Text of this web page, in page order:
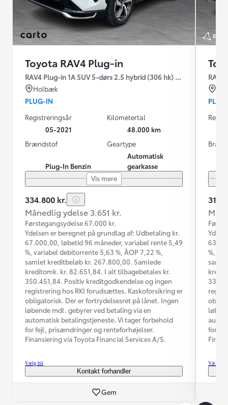
Toyota RAV4 Plug-in
RAV4 Plug-in 1A SUV 5-dørs 2.5 hybrid (306 hk) aut. gear AWD-
Holbæk
PLUG-IN
Registreringsår
05-2021
Kilometertal
48.000 km
Brændstof
Plug-In Benzin
Geartype
Automatisk
gearkasse
Vis mere
334.800 kr.
Månedlig ydelse 3.651 kr.
Førstegangsydelse 67.000 kr.
Ydelsen er beregnet på grundlag af: Udbetaling kr.
67.000,00, løbetid 96 måneder, variabel rente 5,49
%, variabel debitorrente 5,63 %, ÅOP 7,22 %,
samlet kreditbeløb kr. 267.800,00. Samlede
kreditomk. kr. 82.651,84. I alt tilbagebetales kr.
350.451,84. Positiv kreditgodkendelse og ingen
registrering hos RKI forudsættes. Kaskoforsikring er
obligatorisk. Der er fortrydelsesret på lånet. Ingen
løbende mdl. gebyrer ved betaling via en
automatisk betalingstjeneste. Vi tager forbehold
for fejl, prisændringer og renteforhøjelser.
Finansiering via Toyota Financial Services A/S.
Vælg bil
Kontakt forhandler
Gem
%,
for
Vælg bil